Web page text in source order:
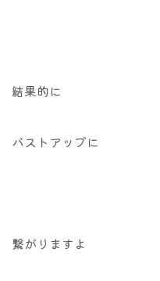
結果的に
バストアップに
繋がりますよ